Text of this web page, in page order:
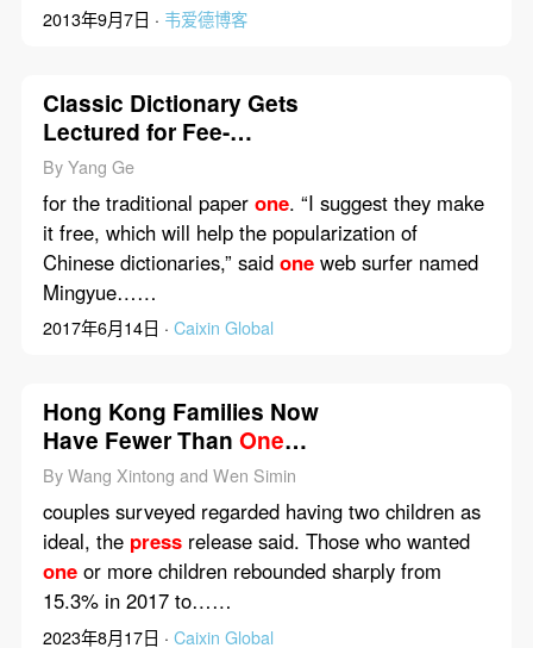
2013年9月7日 · 韦爱德博客
Classic Dictionary Gets
Lectured for Fee-
Charging App
By Yang Ge
for the traditional paper one. “I suggest they make
it free, which will help the popularization of
Chinese dictionaries,” said oneweb surfer named
Mingyue……
2017年6月14日 · Caixin Global
Hong Kong Families Now
Have Fewer Than One
Child Each on Average,
Survey Shows
By Wang Xintong and Wen Simin
couples surveyed regarded having two children as
ideal, the pressrelease said. Those who wanted
oneor more children rebounded sharply from
15.3% in 2017 to……
2023年8月17日 · Caixin Global